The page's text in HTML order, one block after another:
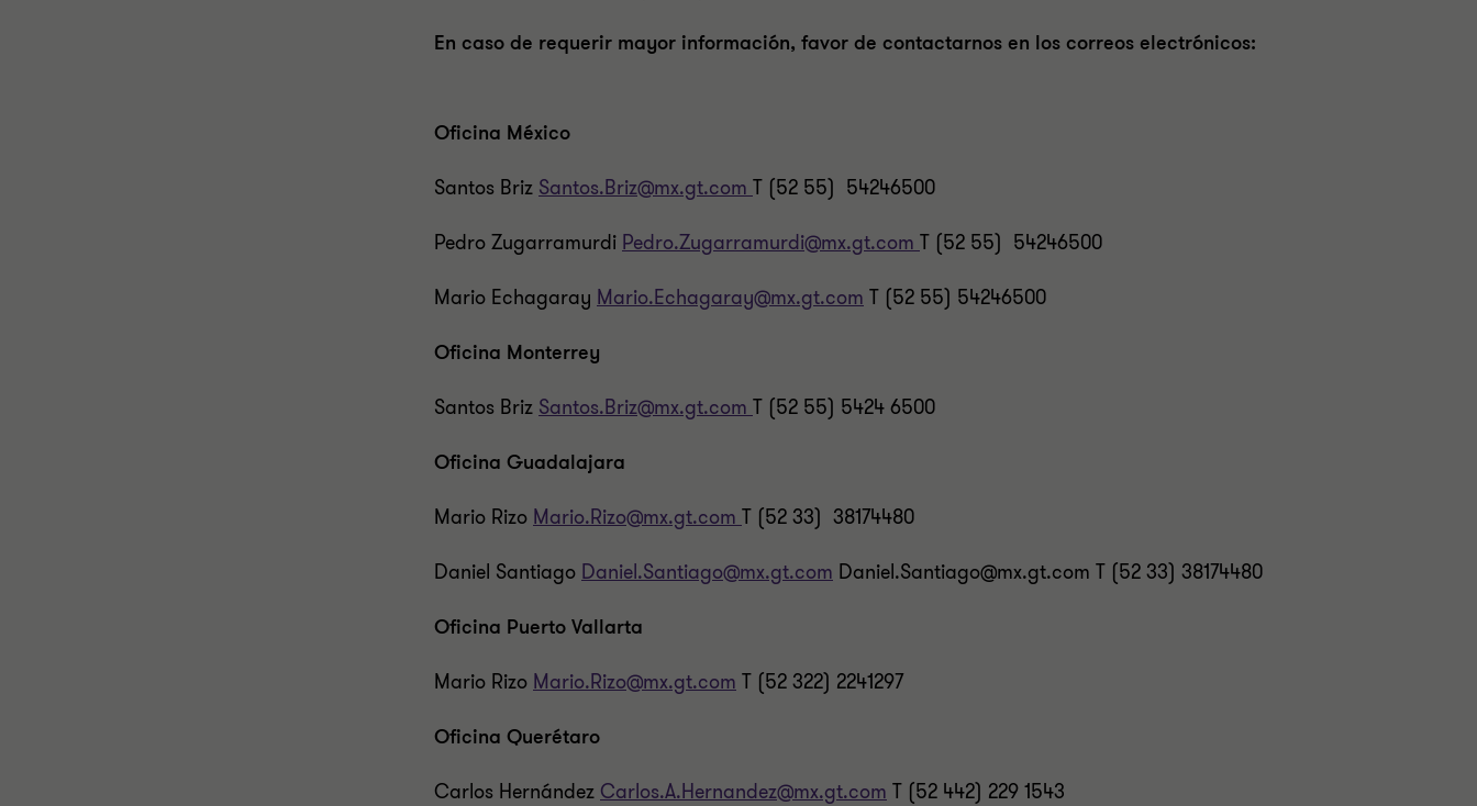
En caso de requerir mayor información, favor de contactarnos en los correos electrónicos:
Oficina México
Santos Briz Santos.Briz@mx.gt.com T (52 55) 54246500
Pedro Zugarramurdi Pedro.Zugarramurdi@mx.gt.com T (52 55) 54246500
Mario Echagaray Mario.Echagaray@mx.gt.com T (52 55) 54246500
Oficina Monterrey
Santos Briz Santos.Briz@mx.gt.com T (52 55) 5424 6500
Oficina Guadalajara
Mario Rizo Mario.Rizo@mx.gt.com T (52 33) 38174480
Daniel Santiago Daniel.Santiago@mx.gt.com Daniel.Santiago@mx.gt.com T (52 33) 38174480
Oficina Puerto Vallarta
Mario Rizo Mario.Rizo@mx.gt.com T (52 322) 2241297
Oficina Querétaro
Carlos Hernández Carlos.A.Hernandez@mx.gt.com T (52 442) 229 1543